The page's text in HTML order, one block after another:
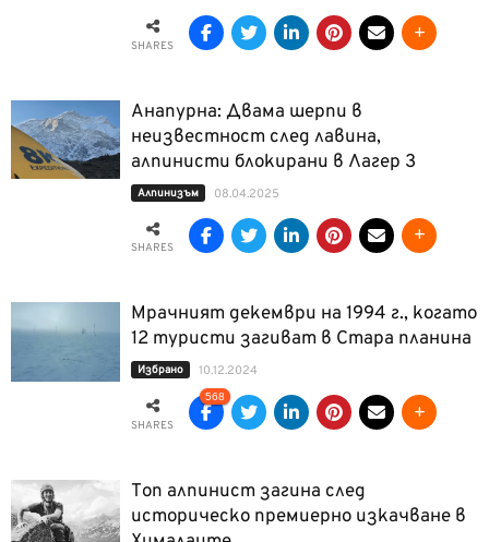
SHARES
Анапурна: Двама шерпи в
неизвестност след лавина,
алпинисти блокирани в Лагер 3
Алпинизъм 08.04.2025
SHARES
Мрачният декември на 1994 г., когато
12 туристи загиват в Стара планина
Избрано 10.12.2024
SHARES
568
Топ алпинист загина след
историческо премиерно изкачване в